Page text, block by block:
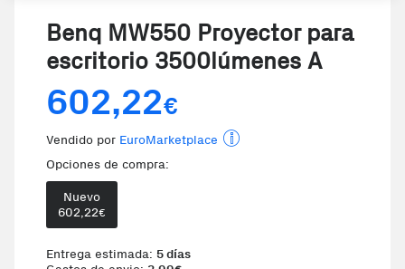
Benq MW550 Proyector para
escritorio 3500lúmenes A
602,22€
Vendido por EuroMarketplace
Opciones de compra:
Nuevo
602,22€
Entrega estimada: 5 días